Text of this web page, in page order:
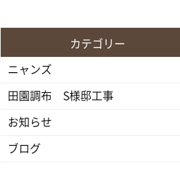
カテゴリー
ニャンズ
田園調布 S様邸工事
お知らせ
ブログ